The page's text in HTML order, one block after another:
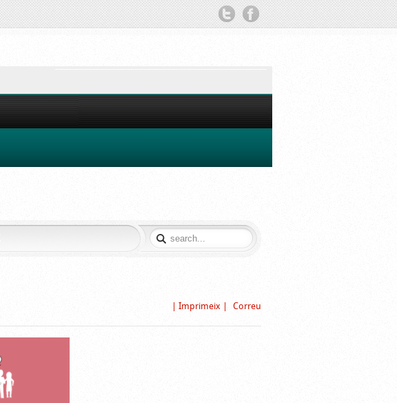
TWITTERFACEBOOK
Correu
| Imprimeix |